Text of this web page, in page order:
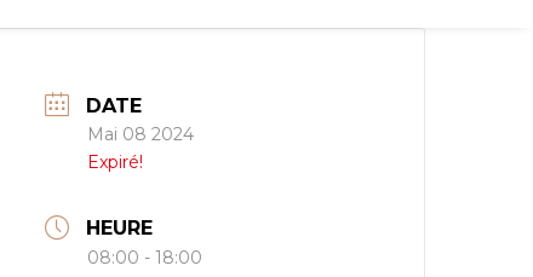
DATE
Mai 08 2024
Expiré!
HEURE
08:00 - 18:00